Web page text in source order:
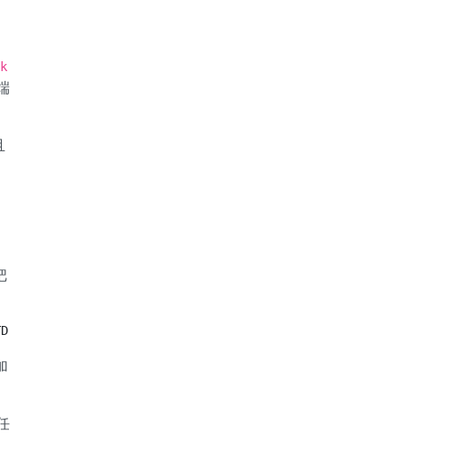
PLIST 1.0//EN" "http://www.apple.com/DTDs/PropertyList-